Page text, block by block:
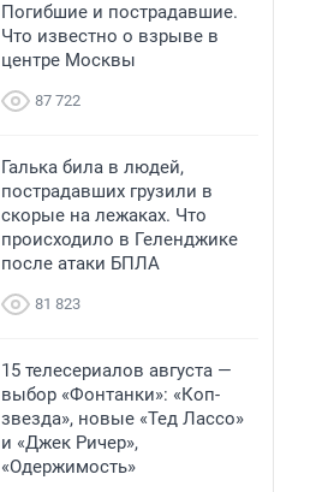
Погибшие и пострадавшие.
Что известно о взрыве в
центре Москвы
87 722
Галька била в людей,
пострадавших грузили в
скорые на лежаках. Что
происходило в Геленджике
после атаки БПЛА
81 823
15 телесериалов августа —
выбор «Фонтанки»: «Коп-
звезда», новые «Тед Лассо»
и «Джек Ричер»,
«Одержимость»